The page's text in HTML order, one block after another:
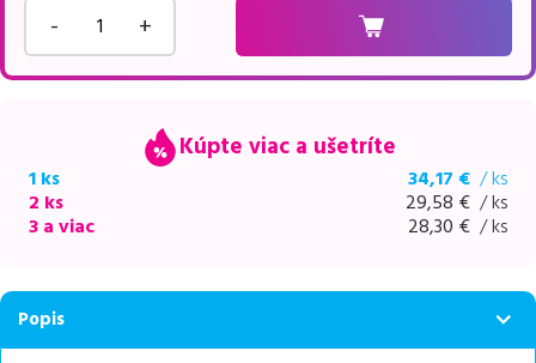
- +
Kúpte viac a ušetríte
1 ks 34,17 € / ks
2 ks
29,58 € / ks
3 a viac
28,30 € / ks
Popis